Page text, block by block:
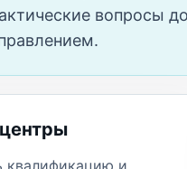
вопросы
квалификацию и